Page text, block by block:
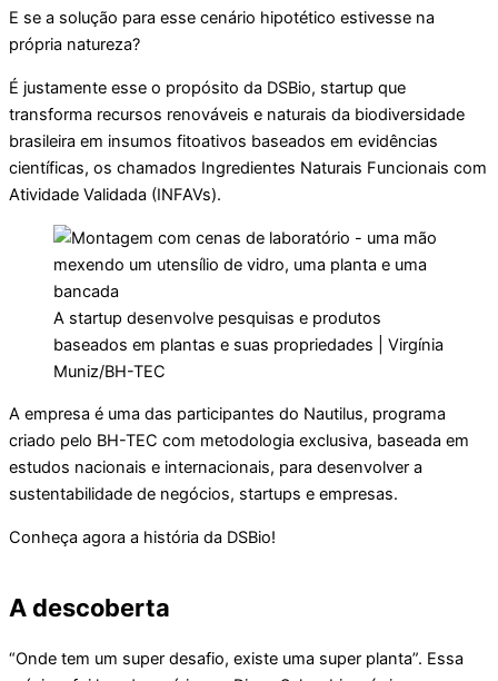
E se a solução para esse cenário hipotético estivesse na
própria natureza?
É justamente esse o propósito da DSBio, startup que
transforma recursos renováveis e naturais da biodiversidade
brasileira em insumos fitoativos baseados em evidências
científicas, os chamados Ingredientes Naturais Funcionais com
Atividade Validada (INFAVs).
A startup desenvolve pesquisas e produtos
baseados em plantas e suas propriedades | Virgínia
Muniz/BH-TEC
A empresa é uma das participantes do Nautilus, programa
criado pelo BH-TEC com metodologia exclusiva, baseada em
estudos nacionais e internacionais, para desenvolver a
sustentabilidade de negócios, startups e empresas.
Conheça agora a história da DSBio!
A descoberta
“Onde tem um super desafio, existe uma super planta”. Essa